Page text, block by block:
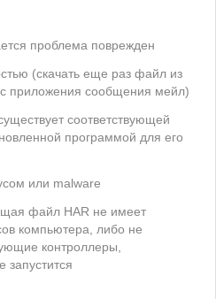
проблема поврежден
(скачать еще раз файл из
с приложения сообщения мейл)
соответствующей
программой для его
или malware
файл HAR не имеет
компьютера, либо не
контроллеры,